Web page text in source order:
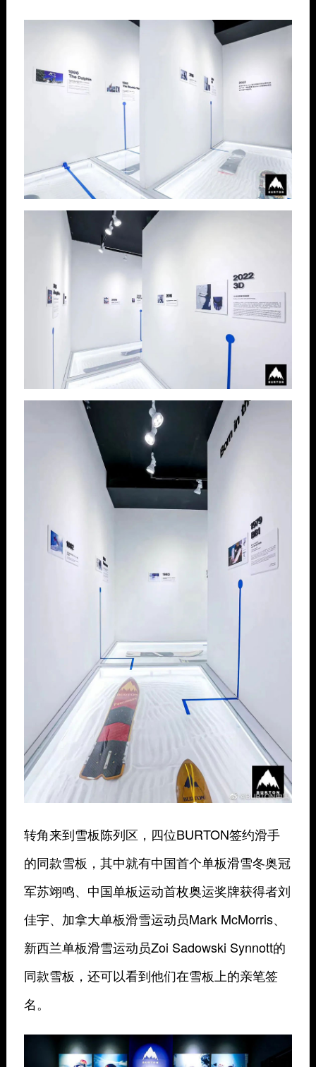
转角来到雪板陈列区，四位BURTON签约滑手
的同款雪板，其中就有中国首个单板滑雪冬奥冠
军苏翊鸣、中国单板运动首枚奥运奖牌获得者刘
佳宇、加拿大单板滑雪运动员Mark McMorris、
新西兰单板滑雪运动员Zoi Sadowski Synnott的
同款雪板，还可以看到他们在雪板上的亲笔签
名。